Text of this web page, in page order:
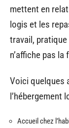
mettent en
logis et les
travail,
n’affiche pas la
Voici quelques
l’hébergement
Accueil chez